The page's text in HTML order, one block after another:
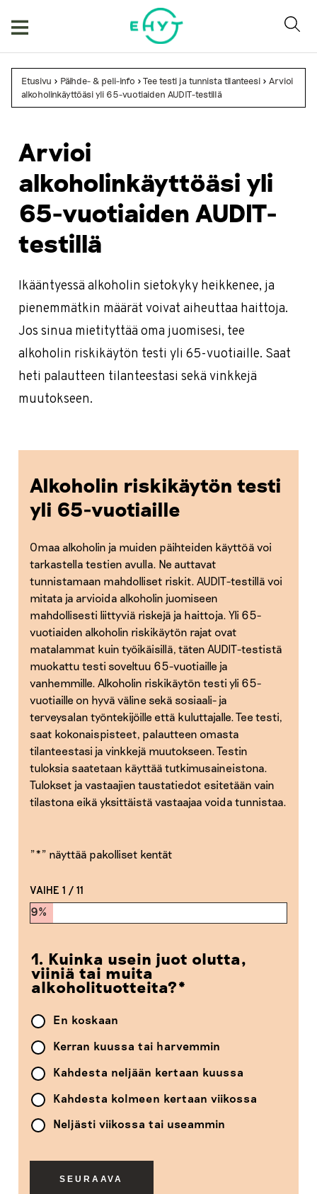
Etusivu > Päihde- & peli-info >Tee testi ja tunnista tilanteesi > Arvioi
alkoholinkäyttöäsi yli 65-vuotiaiden AUDIT-testillä
Arvioi
alkoholinkäyttöäsi yli
65-vuotiaiden AUDIT-
testillä
Ikääntyessä alkoholin sietokyky heikkenee, ja
pienemmätkin määrät voivat aiheuttaa haittoja.
Jos sinua mietityttää oma juomisesi, tee
alkoholin riskikäytön testi yli 65-vuotiaille. Saat
heti palautteen tilanteestasi sekä vinkkejä
muutokseen.
Alkoholin riskikäytön testi
yli 65-vuotiaille
Omaa alkoholin ja muiden päihteiden käyttöä voi
tarkastella testien avulla. Ne auttavat
tunnistamaan mahdolliset riskit. AUDIT-testillä voi
mitata ja arvioida alkoholin juomiseen
mahdollisesti liittyviä riskejä ja haittoja. Yli 65-
vuotiaiden alkoholin riskikäytön rajat ovat
matalammat kuin työikäisillä, täten AUDIT-testistä
muokattu testi soveltuu 65-vuotiaille ja
vanhemmille. Alkoholin riskikäytön testi yli 65-
vuotiaille on hyvä väline sekä sosiaali- ja
terveysalan työntekijöille että kuluttajalle. Tee testi,
saat kokonaispisteet, palautteen omasta
tilanteestasi ja vinkkejä muutokseen. Testin
tuloksia saatetaan käyttää tutkimusaineistona.
Tulokset ja vastaajien taustatiedot esitetään vain
tilastona eikä yksittäistä vastaajaa voida tunnistaa.
"*" näyttää pakolliset kentät
VAIHE 1 / 11
9%
1. Kuinka usein juot olutta,
viiniä tai muita
alkoholituotteita?*
En koskaan
Kerran kuussa tai harvemmin
Kahdesta neljään kertaan kuussa
Kahdesta kolmeen kertaan viikossa
Neljästi viikossa tai useammin